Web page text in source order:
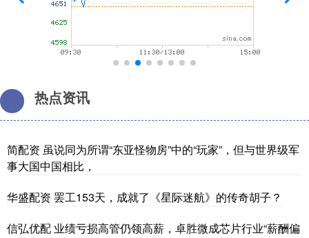
热点资讯
简配资 虽说同为所谓“东亚怪物房”中的“玩家”，但与世界级军
事大国中国相比，
华盛配资 罢工153天，成就了《星际迷航》的传奇胡子？
信弘优配 业绩亏损高管仍领高薪，卓胜微成芯片行业“薪酬偏